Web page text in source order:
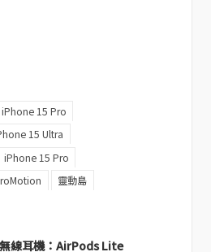
iPhone 15 Pro
15 Ultra
iPhone 15 Pro
靈動島
線耳機：AirPods Lite